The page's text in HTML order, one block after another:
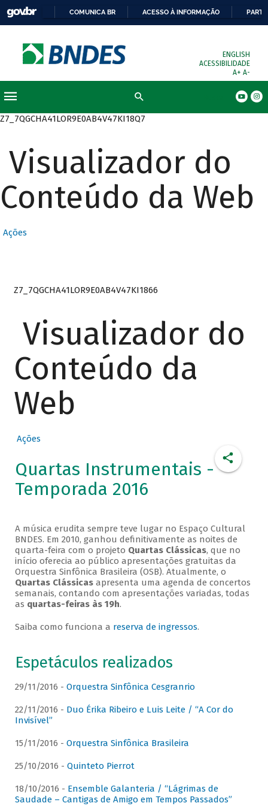
COMUNICA BR ACESSO À INFORMAÇÃO
ENGLISH
ACESSIBILIDADE
A+ A-
Z7_7QGCHA41LOR9E0AB4V47KI18Q7
Visualizador do
Conteúdo da Web
Ações
Z7_7QGCHA41LOR9E0AB4V47KI1866
Visualizador do
Conteúdo da
Web
Ações
Quartas Instrumentais -
Temporada 2016
A música erudita sempre teve lugar no Espaço Cultural
BNDES. Em 2010, ganhou definitivamente as noites de
quarta-feira com o projeto Quartas Clássicas, que no
início oferecia ao público apresentações gratuitas da
Orquestra Sinfônica Brasileira (OSB). Atualmente, o
Quartas Clássicasapresenta uma agenda de concertos
semanais, contando com apresentações variadas, todas
as quartas-feiras às 19h.
Saiba como funciona a reserva de ingressos.
Espetáculos realizados
29/11/2016 - Orquestra Sinfônica Cesgranrio
22/11/2016 - Duo Érika Ribeiro e Luis Leite / “A Cor do
Invisível”
15/11/2016 - Orquestra Sinfônica Brasileira
25/10/2016 - Quinteto Pierrot
18/10/2016 - Ensemble Galanteria / “Lágrimas de
Saudade – Cantigas de Amigo em Tempos Passados”